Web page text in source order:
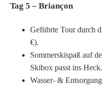
Tag 5 – Briançon
Geführte Tour durch
€).
Sommerskispaß auf
Skibox passt ins Heck.
Wasser- &